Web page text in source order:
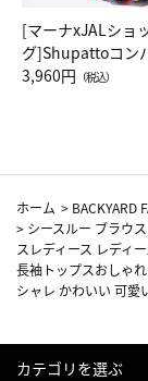
[マーナxJALショ
グ]Shupattoコン
Drop JAL客室乗務
3,960円 （税込）
ホーム > BACKYARD
> シースルー ブラウ
スレディース レディ
長袖トップスおしゃ
シャレ かわいい 可愛
カテゴリを選ぶ